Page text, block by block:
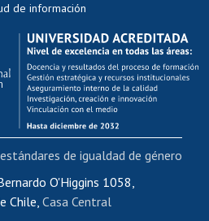
docente
académica
al AUCAI
os
de capacitación
del personal
movilidad interna
de renta
de renta honorarios
de información
O'Higgins 1058,
Chile, Casa Central
de igualdad de género